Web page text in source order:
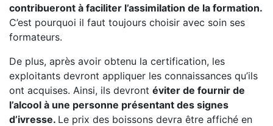
contribueront à faciliter l’assimilation de la formation.
C’est pourquoi il faut toujours choisir avec soin ses
formateurs.
De plus, après avoir obtenu la certification, les
exploitants devront appliquer les connaissances qu’ils
ont acquises. Ainsi, ils devront éviter de fournir de
l’alcool à une personne présentant des signes
d’ivresse. Le prix des boissons devra être affiché en